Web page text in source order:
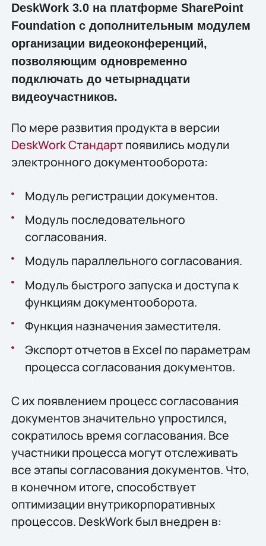
DeskWork 3.0 на платформе SharePoint
Foundation с дополнительным модулем
организации видеоконференций,
позволяющим одновременно
подключать до четырнадцати
видеоучастников.
По мере развития продукта в версии
DeskWork Cтандартпоявились модули
электронного документооборота:
Модуль регистрации документов.
Модуль последовательного
согласования.
Модуль параллельного согласования.
Модуль быстрого запуска и доступа к
функциям документооборота.
Функция назначения заместителя.
Экспорт отчетов в Excel по параметрам
процесса согласования документов.
С их появлением процесс согласования
документов значительно упростился,
сократилось время согласования. Все
участники процесса могут отслеживать
все этапы согласования документов. Что,
в конечном итоге, способствует
оптимизации внутрикорпоративных
процессов. DeskWork был внедрен в: